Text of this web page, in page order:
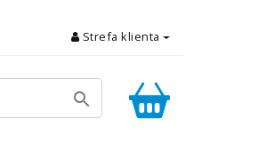
Strefa klienta
